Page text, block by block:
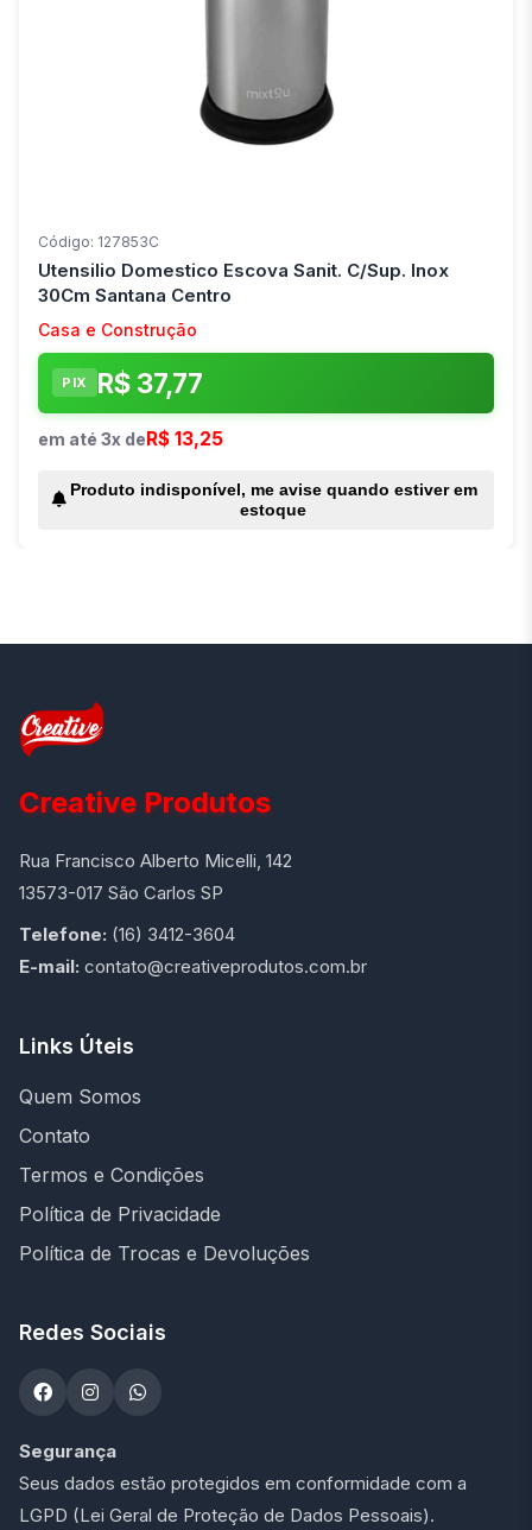
Código: 127853C
Utensilio Domestico Escova Sanit. C/Sup. Inox
30Cm Santana Centro
Casa e Construção
PIX R$ 37,77
em até 3x deR$ 13,25
Produto indisponível, me avise quando estiver em
estoque
Creative Produtos
Rua Francisco Alberto Micelli, 142
13573-017 São Carlos SP
Telefone: (16) 3412-3604
E-mail: contato@creativeprodutos.com.br
Links Úteis
Quem Somos
Contato
Termos e Condições
Política de Privacidade
Política de Trocas e Devoluções
Redes Sociais
Segurança
Seus dados estão protegidos em conformidade com a
LGPD (Lei Geral de Proteção de Dados Pessoais).